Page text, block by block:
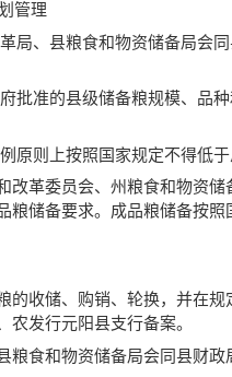
管理
局、县粮食和物资储备局会
批准的县级储备粮规模、品
则上按照国家规定不得低于
革委员会、州粮食和物资
储备要求。成品粮储备按
收储、购销、轮换，并在
发行元阳县支行备案。
食和物资储备局会同县财